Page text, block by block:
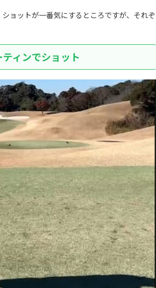
ョットが一番気にするところですが、それぞ
ィンでショット